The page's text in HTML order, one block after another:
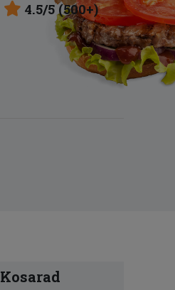
4.5/5 (500+)
Kosarad